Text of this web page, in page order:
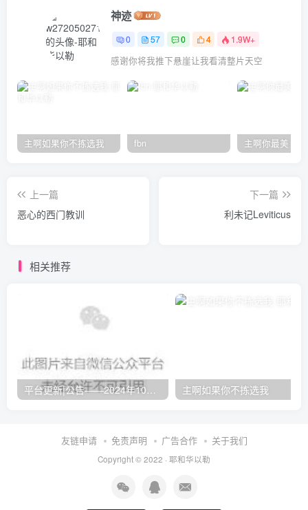
神迹
0 57 0 4 1.9W+
感谢你将我推下悬崖让我看清整片天空
主啊如果你不拣选我 fbn 主啊你最美
上一篇
恶心的西门教训
下一篇
利未记Leviticus
相关推荐
平台更新|公告——2024年10月5日 主啊如果你不拣选我
友链申请 免责声明 广告合作 关于我们
Copyright © 2022 · 耶和华以勒